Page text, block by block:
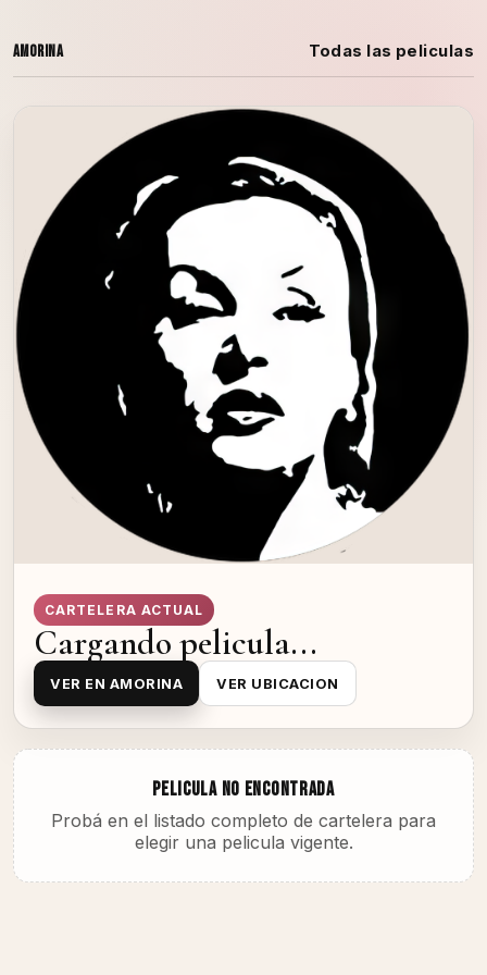
Amorina Todas las peliculas
CARTELERA ACTUAL
Cargando pelicula...
VER EN AMORINA VER UBICACION
PELICULA NO ENCONTRADA
Probá en el listado completo de cartelera para
elegir una pelicula vigente.